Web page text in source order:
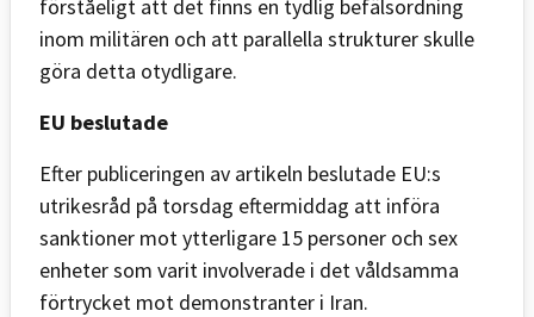
förståeligt att det finns en tydlig befälsordning
inom militären och att parallella strukturer skulle
göra detta otydligare.
EU beslutade
Efter publiceringen av artikeln beslutade EU:s
utrikesråd på torsdag eftermiddag att införa
sanktioner mot ytterligare 15 personer och sex
enheter som varit involverade i det våldsamma
förtrycket mot demonstranter i Iran.